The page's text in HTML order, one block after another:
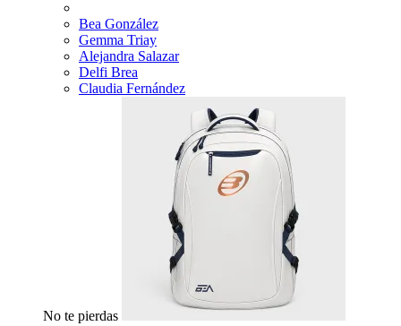
Bea González
Gemma Triay
Alejandra Salazar
Delfi Brea
Claudia Fernández
No te pierdas